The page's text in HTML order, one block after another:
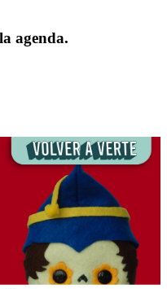
agenda.